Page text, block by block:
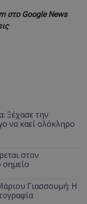
στο Google News
Ξέχασε την
να καεί ολόκληρο
στον
σημείο
Γιασσουμή: Η